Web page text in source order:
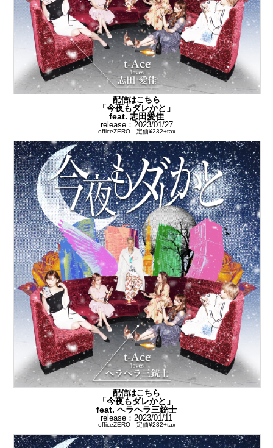
配信はこちら
「今夜もダレかと」
feat. 志田愛佳
release：2023/01/27
officeZERO 定価¥232+tax
配信はこちら
「今夜もダレかと」
feat. ヘラヘラ三銃士
release：2023/01/11
officeZERO 定価¥232+tax